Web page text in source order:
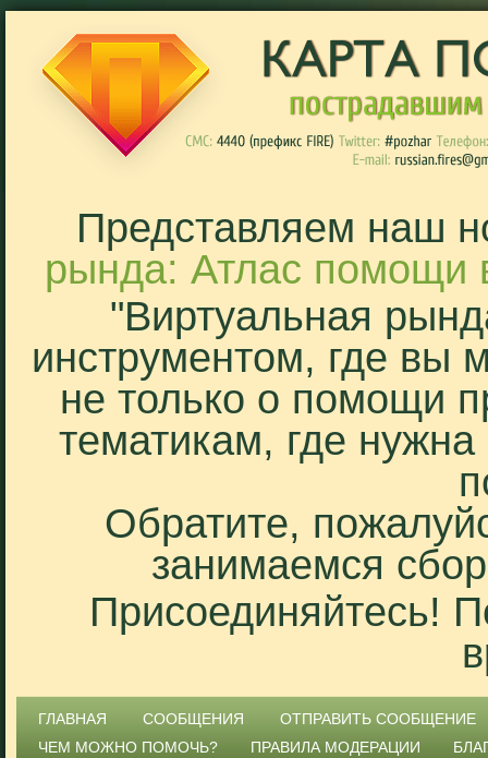
Представляем наш
рында: Атлас помощи
"Виртуальная
инструментом, где вы
не только о помощи
тематикам, где
Обратите,
занимаемся
Присоединяйтесь!
ГЛАВНАЯ СООБЩЕНИЯ
ОТПРАВИТЬ СООБЩЕНИЕ
ЧЕМ МОЖНО ПОМОЧЬ?
ПРАВИЛА МОДЕРАЦИИ